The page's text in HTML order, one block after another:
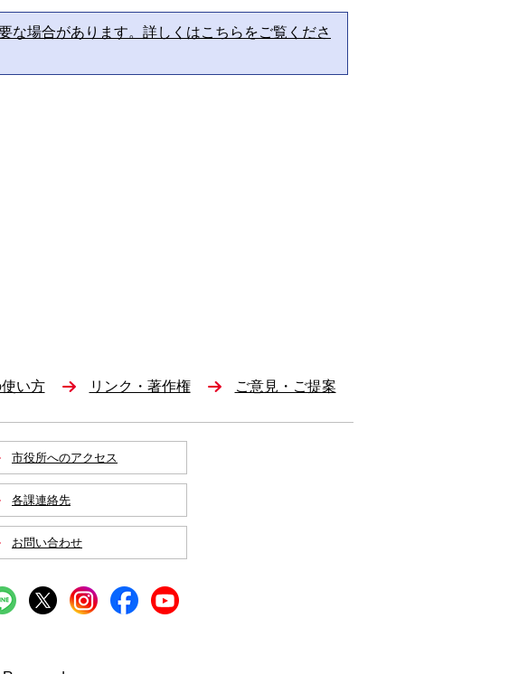
な場合があります。詳しくはこちらをご覧くださ
い方 リンク・著作権 ご意見・ご提案
市役所へのアクセス
各課連絡先
お問い合わせ